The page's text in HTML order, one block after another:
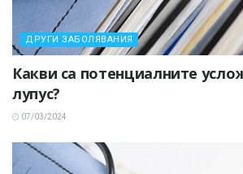
ДРУГИ ЗАБОЛЯВАНИЯ
Какви са потенциалните
лупус?
07/03/2024